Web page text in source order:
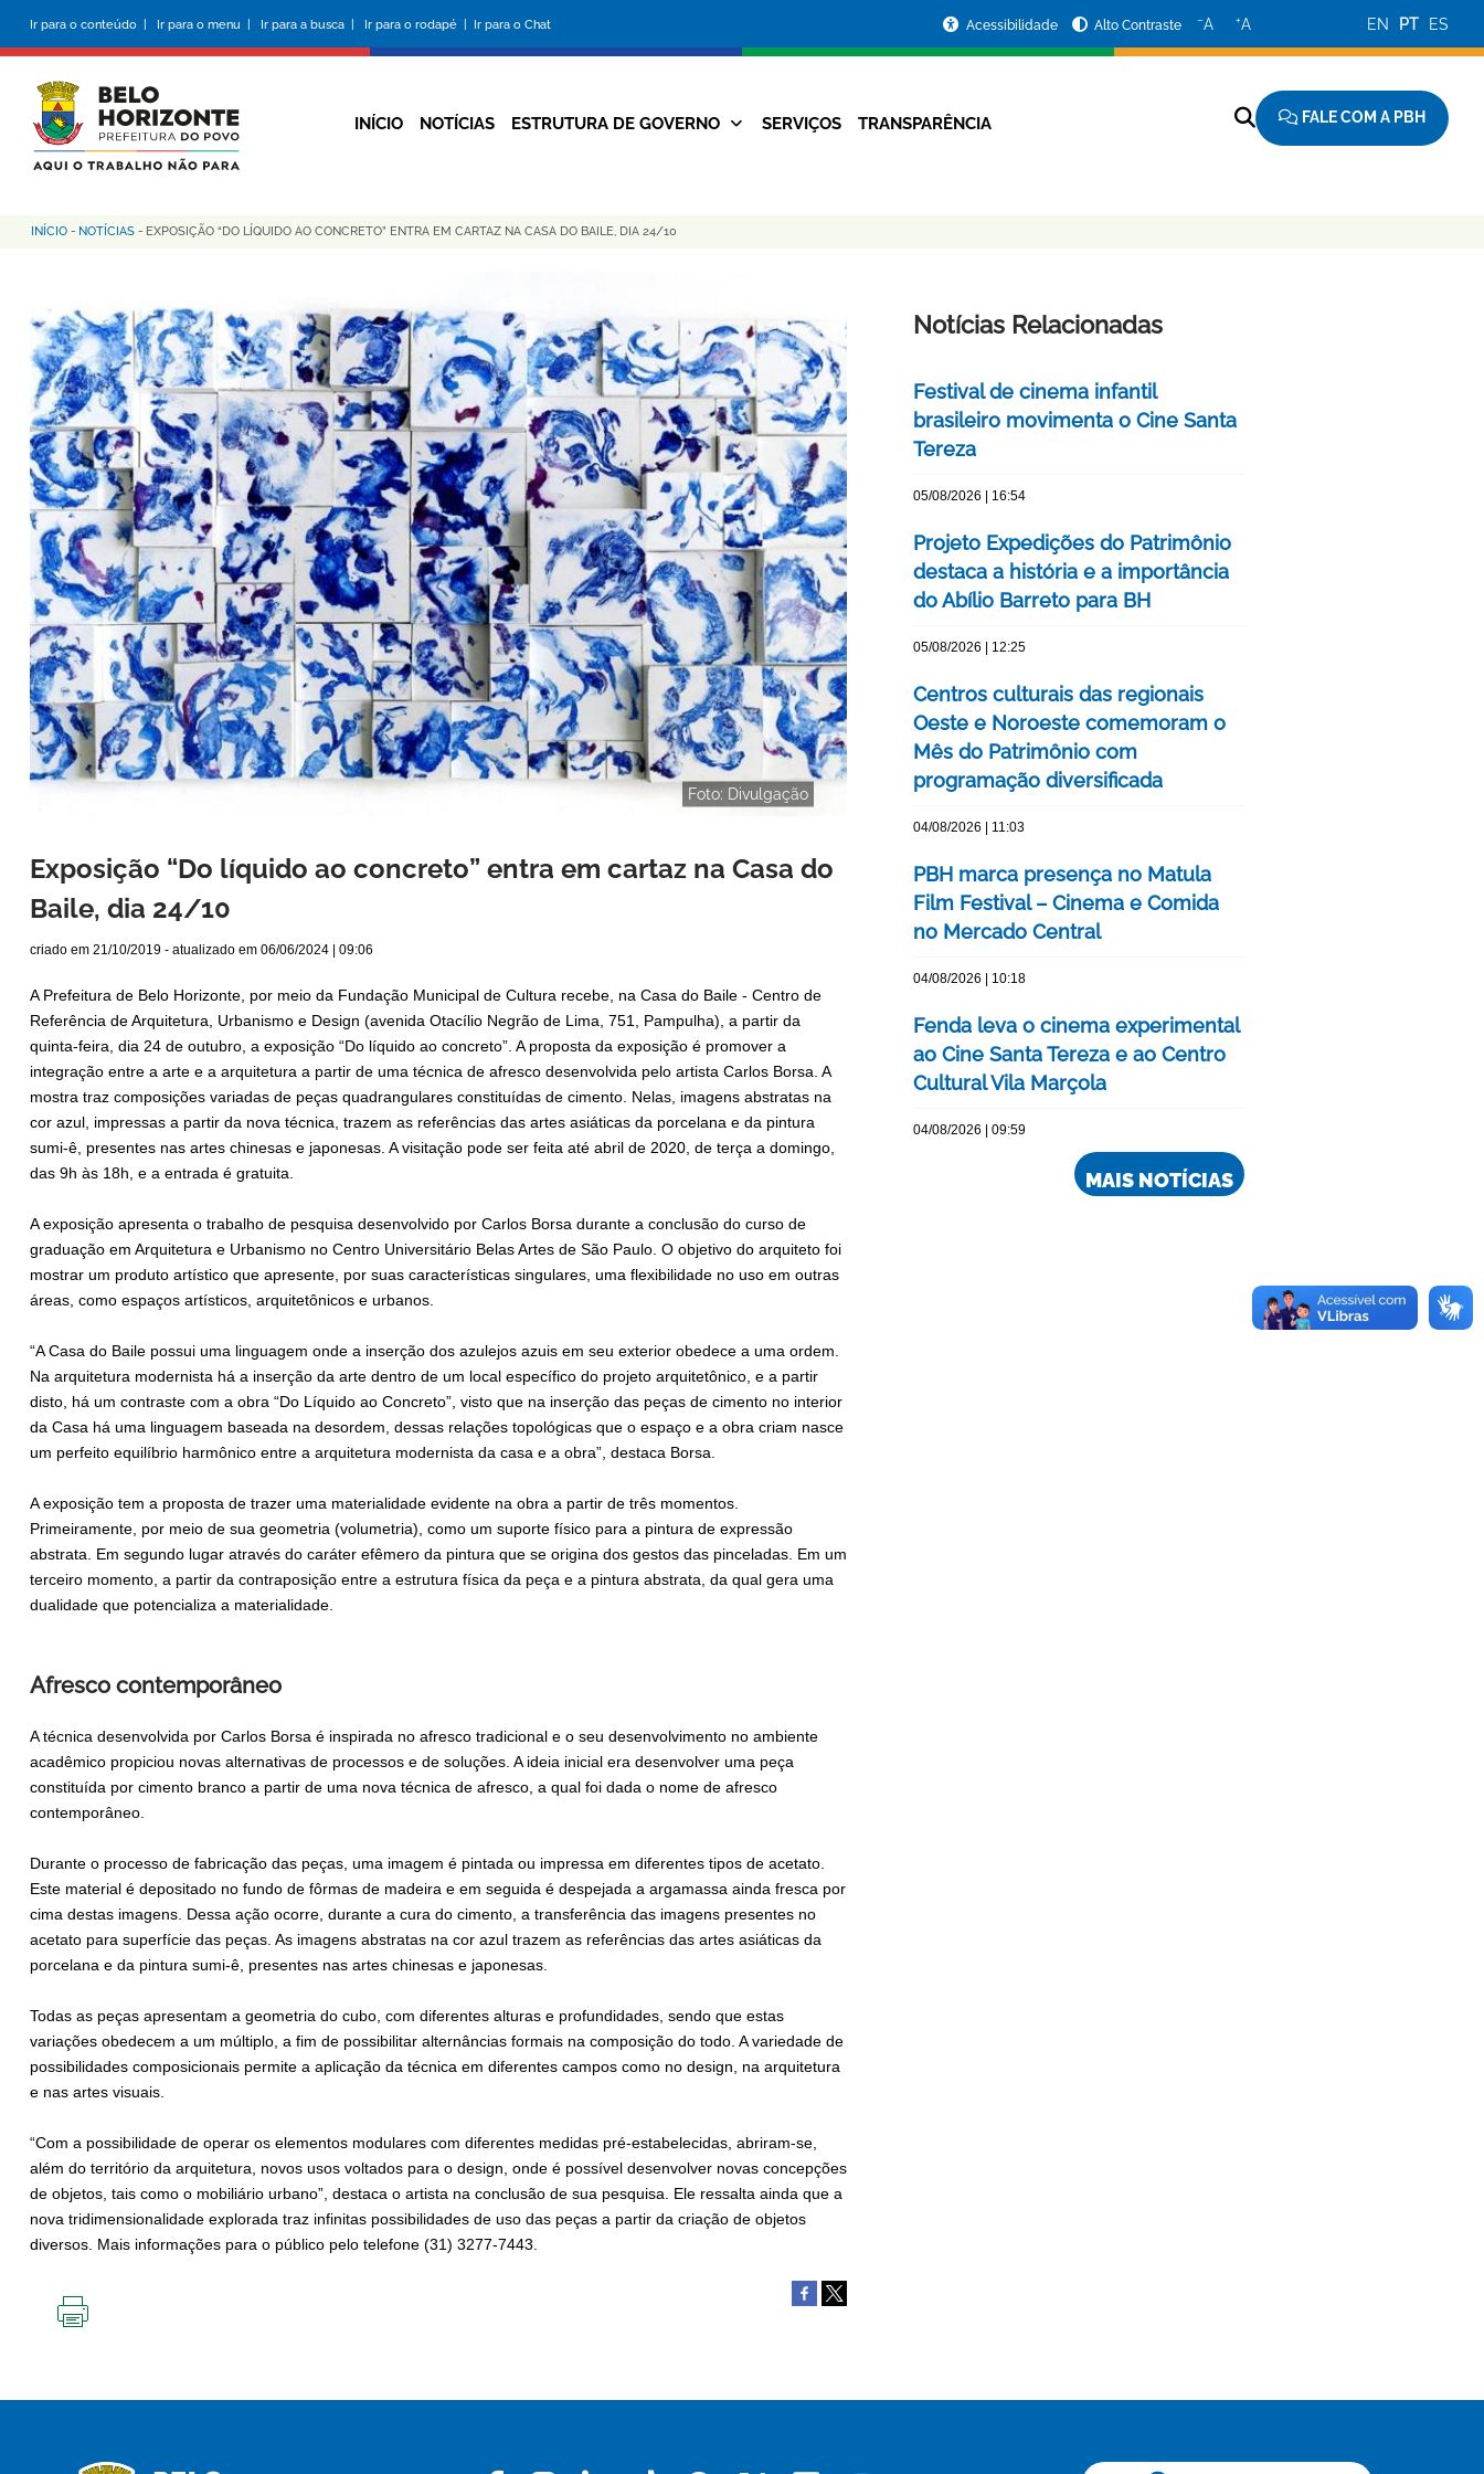
conteúdo
principal
Ir para o conteúdo | Ir para o menu | Ir para a busca | Ir para o rodapé | Ir para o Chat
da
Prefeitura
Acessibilidade Alto Contraste −A +A EN PT ES
Navegação
INÍCIO NOTÍCIAS ESTRUTURA DE GOVERNO SERVIÇOS TRANSPARÊNCIA FALE COM A PBH
Trilha
navegação
INÍCIO - NOTÍCIAS - EXPOSIÇÃO “DO LÍQUIDO AO CONCRETO” ENTRA EM CARTAZ NA CASA DO BAILE, DIA 24/10
Foto: Divulgação
Exposição “Do líquido ao concreto” entra em cartaz na Casa do
Baile, dia 24/10
criado em 21/10/2019 - atualizado em 06/06/2024 | 09:06
A Prefeitura de Belo Horizonte, por meio da Fundação Municipal de Cultura recebe, na Casa do Baile - Centro de
Referência de Arquitetura, Urbanismo e Design (avenida Otacílio Negrão de Lima, 751, Pampulha), a partir da
quinta-feira, dia 24 de outubro, a exposição “Do líquido ao concreto”. A proposta da exposição é promover a
integração entre a arte e a arquitetura a partir de uma técnica de afresco desenvolvida pelo artista Carlos Borsa. A
mostra traz composições variadas de peças quadrangulares constituídas de cimento. Nelas, imagens abstratas na
cor azul, impressas a partir da nova técnica, trazem as referências das artes asiáticas da porcelana e da pintura
sumi-ê, presentes nas artes chinesas e japonesas. A visitação pode ser feita até abril de 2020, de terça a domingo,
das 9h às 18h, e a entrada é gratuita.
A exposição apresenta o trabalho de pesquisa desenvolvido por Carlos Borsa durante a conclusão do curso de
graduação em Arquitetura e Urbanismo no Centro Universitário Belas Artes de São Paulo. O objetivo do arquiteto foi
mostrar um produto artístico que apresente, por suas características singulares, uma flexibilidade no uso em outras
áreas, como espaços artísticos, arquitetônicos e urbanos.
“A Casa do Baile possui uma linguagem onde a inserção dos azulejos azuis em seu exterior obedece a uma ordem.
Na arquitetura modernista há a inserção da arte dentro de um local específico do projeto arquitetônico, e a partir
disto, há um contraste com a obra “Do Líquido ao Concreto”, visto que na inserção das peças de cimento no interior
da Casa há uma linguagem baseada na desordem, dessas relações topológicas que o espaço e a obra criam nasce
um perfeito equilíbrio harmônico entre a arquitetura modernista da casa e a obra”, destaca Borsa.
A exposição tem a proposta de trazer uma materialidade evidente na obra a partir de três momentos.
Primeiramente, por meio de sua geometria (volumetria), como um suporte físico para a pintura de expressão
abstrata. Em segundo lugar através do caráter efêmero da pintura que se origina dos gestos das pinceladas. Em um
terceiro momento, a partir da contraposição entre a estrutura física da peça e a pintura abstrata, da qual gera uma
dualidade que potencializa a materialidade.
Afresco contemporâneo
A técnica desenvolvida por Carlos Borsa é inspirada no afresco tradicional e o seu desenvolvimento no ambiente
acadêmico propiciou novas alternativas de processos e de soluções. A ideia inicial era desenvolver uma peça
constituída por cimento branco a partir de uma nova técnica de afresco, a qual foi dada o nome de afresco
contemporâneo.
Durante o processo de fabricação das peças, uma imagem é pintada ou impressa em diferentes tipos de acetato.
Este material é depositado no fundo de fôrmas de madeira e em seguida é despejada a argamassa ainda fresca por
cima destas imagens. Dessa ação ocorre, durante a cura do cimento, a transferência das imagens presentes no
acetato para superfície das peças. As imagens abstratas na cor azul trazem as referências das artes asiáticas da
porcelana e da pintura sumi-ê, presentes nas artes chinesas e japonesas.
Todas as peças apresentam a geometria do cubo, com diferentes alturas e profundidades, sendo que estas
variações obedecem a um múltiplo, a fim de possibilitar alternâncias formais na composição do todo. A variedade de
possibilidades composicionais permite a aplicação da técnica em diferentes campos como no design, na arquitetura
e nas artes visuais.
“Com a possibilidade de operar os elementos modulares com diferentes medidas pré-estabelecidas, abriram-se,
além do território da arquitetura, novos usos voltados para o design, onde é possível desenvolver novas concepções
de objetos, tais como o mobiliário urbano”, destaca o artista na conclusão de sua pesquisa. Ele ressalta ainda que a
nova tridimensionalidade explorada traz infinitas possibilidades de uso das peças a partir da criação de objetos
diversos. Mais informações para o público pelo telefone (31) 3277-7443.
Notícias Relacionadas
Festival de cinema infantil
brasileiro movimenta o Cine Santa
Tereza
05/08/2026 | 16:54
Projeto Expedições do Patrimônio
destaca a história e a importância
do Abílio Barreto para BH
05/08/2026 | 12:25
Centros culturais das regionais
Oeste e Noroeste comemoram o
Mês do Patrimônio com
programação diversificada
04/08/2026 | 11:03
PBH marca presença no Matula
Film Festival – Cinema e Comida
no Mercado Central
04/08/2026 | 10:18
Fenda leva o cinema experimental
ao Cine Santa Tereza e ao Centro
Cultural Vila Marçola
04/08/2026 | 09:59
MAIS NOTÍCIAS